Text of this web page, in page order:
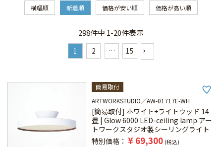
横幅順 新着順 価格が安い順 価格が高い順
298件中 1-20件表示
1 2 … 15
簡易取付
ARTWORKSTUDIO
AW-01717E-WH
[簡易取付] ホワイト+ライトウッド 14
畳 | Glow 6000 LED-ceiling lamp アー
トワークスタジオ製シーリングライト
特別価格
¥ 69,300 税込